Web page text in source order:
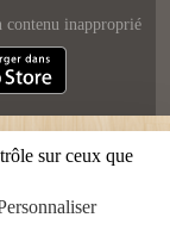
contenu inapproprié
Connexion
sur ceux que